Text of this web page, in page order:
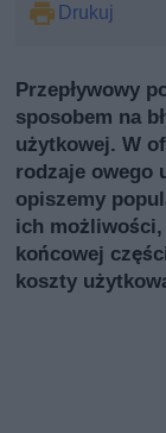
Drukuj
Przepływowy
sposobem na
użytkowej. W
rodzaje owego
opiszemy
ich możliwości,
końcowej
koszty